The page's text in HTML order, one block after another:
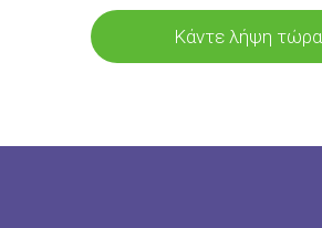
Κάντε λήψη τώρα